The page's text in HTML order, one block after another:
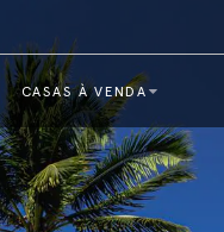
CASAS À VENDA